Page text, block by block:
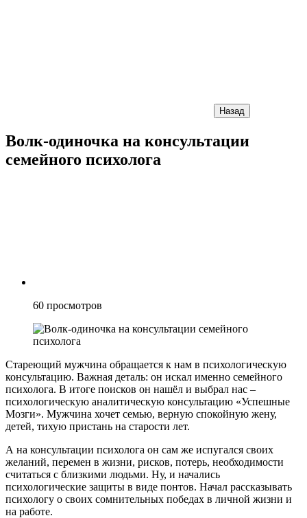
Назад
Волк-одиночка на консультации
семейного психолога
60 просмотров
Стареющий мужчина обращается к нам в психологическую
консультацию. Важная деталь: он искал именно семейного
психолога. В итоге поисков он нашёл и выбрал нас –
психологическую аналитическую консультацию «Успешные
Мозги». Мужчина хочет семью, верную спокойную жену,
детей, тихую пристань на старости лет.
А на консультации психолога он сам же испугался своих
желаний, перемен в жизни, рисков, потерь, необходимости
считаться с близкими людьми. Ну, и начались
психологические защиты в виде понтов. Начал рассказывать
психологу о своих сомнительных победах в личной жизни и
на работе.